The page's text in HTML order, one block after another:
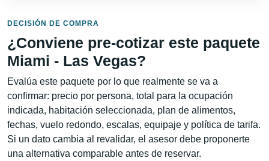
DECISIÓN DE COMPRA
¿Conviene pre-cotizar este paquete
Miami - Las Vegas?
Evalúa este paquete por lo que realmente se va a
confirmar: precio por persona, total para la ocupación
indicada, habitación seleccionada, plan de alimentos,
fechas, vuelo redondo, escalas, equipaje y política de tarifa.
Si un dato cambia al revalidar, el asesor debe proponerte
una alternativa comparable antes de reservar.